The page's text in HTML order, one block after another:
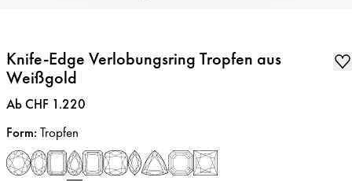
Knife-Edge Verlobungsring Tropfen aus
Weißgold
Preis:
Ab CHF 1.220
Form: Tropfen